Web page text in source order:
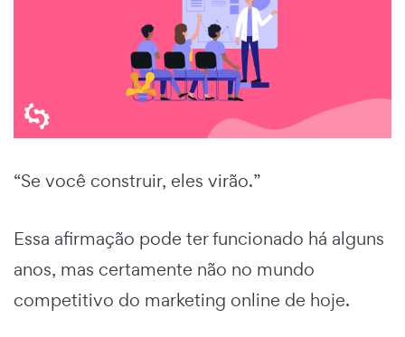
“Se você construir, eles virão.”
Essa afirmação pode ter funcionado há alguns
anos, mas certamente não no mundo
competitivo do marketing online de hoje.